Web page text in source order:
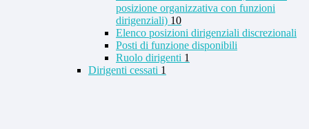
posizione organizzativa con funzioni
dirigenziali) 10
Elenco posizioni dirigenziali discrezionali
Posti di funzione disponibili
Ruolo dirigenti 1
Dirigenti cessati 1